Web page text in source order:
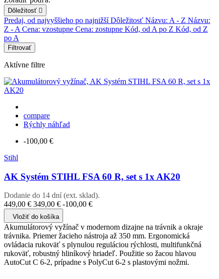
Dôležitosť 
Predaj, od najvyššieho po najnižšíDôležitosť Názvu: A - Z Názvu:
Z - A Cena: vzostupne Cena: zostupne Kód, od A po Z Kód, od Z
po A
Filtrovať
Aktívne filtre
compare
Rýchly náhľad
-100,00 €
Stihl
AK Systém STIHL FSA 60 R, set s 1x AK20
Dodanie do 14 dní (ext. sklad).
449,00 € 349,00 € -100,00 €
Vložiť do košíka
Akumulátorový vyžínač v modernom dizajne na trávnik a okraje
trávnika. Priemer žacieho nástroja až 350 mm. Ergonomická
ovládacia rukoväť s plynulou reguláciou rýchlosti, multifunkčná
rukoväť, robustný hliníkový hriadeľ. Použitie so žacou hlavou
AutoCut C 6-2, prípadne s PolyCut 6-2 s plastovými nožmi.